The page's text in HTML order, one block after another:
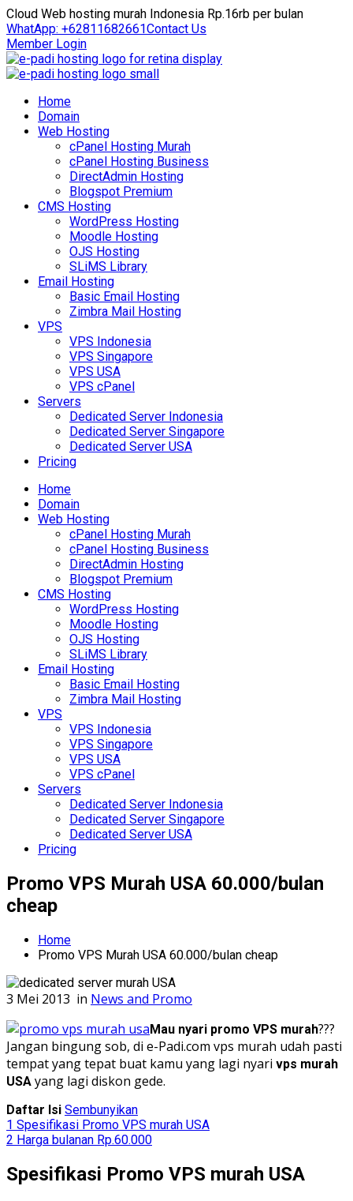
Cloud Web hosting murah Indonesia Rp.16rb per bulan
WhatApp: +62811682661Contact Us
Member Login
Home
Domain
Web Hosting
cPanel Hosting Murah
cPanel Hosting Business
DirectAdmin Hosting
Blogspot Premium
CMS Hosting
WordPress Hosting
Moodle Hosting
OJS Hosting
SLiMS Library
Email Hosting
Basic Email Hosting
Zimbra Mail Hosting
VPS
VPS Indonesia
VPS Singapore
VPS USA
VPS cPanel
Servers
Dedicated Server Indonesia
Dedicated Server Singapore
Dedicated Server USA
Pricing
Home
Domain
Web Hosting
cPanel Hosting Murah
cPanel Hosting Business
DirectAdmin Hosting
Blogspot Premium
CMS Hosting
WordPress Hosting
Moodle Hosting
OJS Hosting
SLiMS Library
Email Hosting
Basic Email Hosting
Zimbra Mail Hosting
VPS
VPS Indonesia
VPS Singapore
VPS USA
VPS cPanel
Servers
Dedicated Server Indonesia
Dedicated Server Singapore
Dedicated Server USA
Pricing
Promo VPS Murah USA 60.000/bulan
cheap
Home
Promo VPS Murah USA 60.000/bulan cheap
3 Mei 2013 in News and Promo
Mau nyari promo VPS murah???
Jangan bingung sob, di e-Padi.com vps murah udah pasti
tempat yang tepat buat kamu yang lagi nyari vps murah
USA yang lagi diskon gede.
Daftar Isi Sembunyikan
1 Spesifikasi Promo VPS murah USA
2 Harga bulanan Rp.60.000
Spesifikasi Promo VPS murah USA